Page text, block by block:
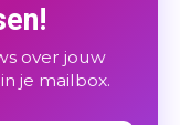
over jouw
je mailbox.